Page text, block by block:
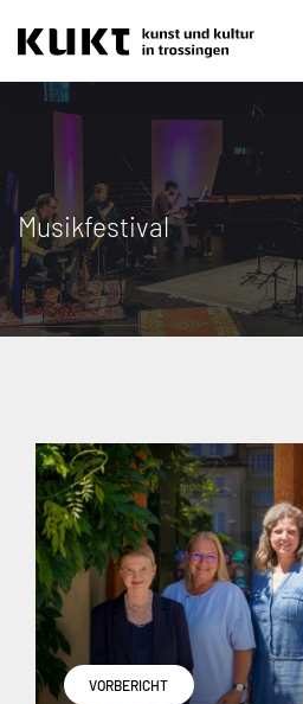
Musikfestival
VORBERICHT